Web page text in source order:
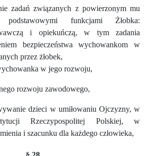
zadań związanych z powierzonym mu
podstawowymi funkcjami Żłobka:
i opiekuńczą, w tym zadania
bezpieczeństwa wychowankom w
przez żłobek,
w jego rozwoju,
rozwoju zawodowego,
dzieci w umiłowaniu Ojczyzny, w
Rzeczypospolitej Polskiej, w
i szacunku dla każdego człowieka,